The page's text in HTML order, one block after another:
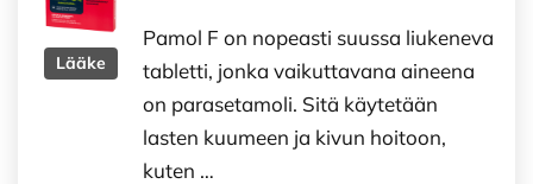
Lääke
Pamol F on nopeasti suussa liukeneva
tabletti, jonka vaikuttavana aineena
on parasetamoli. Sitä käytetään
lasten kuumeen ja kivun hoitoon,
kuten …